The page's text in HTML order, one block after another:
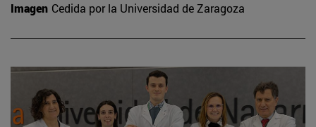
Imagen Cedida por la Universidad de Zaragoza